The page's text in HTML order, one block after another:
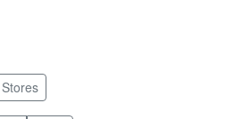
Stores